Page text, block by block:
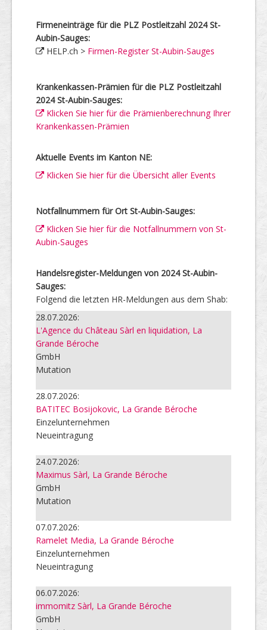
Firmeneinträge für die PLZ Postleitzahl 2024 St-
Aubin-Sauges:
HELP.ch > Firmen-Register St-Aubin-Sauges
Krankenkassen-Prämien für die PLZ Postleitzahl
2024 St-Aubin-Sauges:
Klicken Sie hier für die Prämienberechnung Ihrer
Krankenkassen-Prämien
Aktuelle Events im Kanton NE:
Klicken Sie hier für die Übersicht aller Events
Notfallnummern für Ort St-Aubin-Sauges:
Klicken Sie hier für die Notfallnummern von St-
Aubin-Sauges
Handelsregister-Meldungen von 2024 St-Aubin-
Sauges:
Folgend die letzten HR-Meldungen aus dem Shab:
28.07.2026:
L'Agence du Château Sàrl en liquidation, La
Grande Béroche
GmbH
Mutation
28.07.2026:
BATITEC Bosijokovic, La Grande Béroche
Einzelunternehmen
Neueintragung
24.07.2026:
Maximus Sàrl, La Grande Béroche
GmbH
Mutation
07.07.2026:
Ramelet Media, La Grande Béroche
Einzelunternehmen
Neueintragung
06.07.2026:
immomitz Sàrl, La Grande Béroche
GmbH